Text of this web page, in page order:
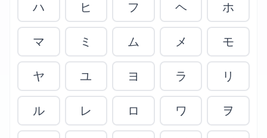
ハ ヒ フ ヘ ホ
マ ミ ム メ モ
ヤ ユ ヨ ラ リ
ル レ ロ ワ ヲ